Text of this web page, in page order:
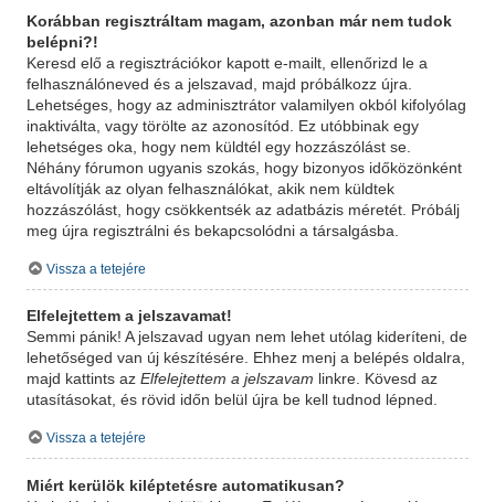
Korábban regisztráltam magam, azonban már nem tudok
belépni?!
Keresd elő a regisztrációkor kapott e-mailt, ellenőrizd le a
felhasználóneved és a jelszavad, majd próbálkozz újra.
Lehetséges, hogy az adminisztrátor valamilyen okból kifolyólag
inaktiválta, vagy törölte az azonosítód. Ez utóbbinak egy
lehetséges oka, hogy nem küldtél egy hozzászólást se.
Néhány fórumon ugyanis szokás, hogy bizonyos időközönként
eltávolítják az olyan felhasználókat, akik nem küldtek
hozzászólást, hogy csökkentsék az adatbázis méretét. Próbálj
meg újra regisztrálni és bekapcsolódni a társalgásba.
Vissza a tetejére
Elfelejtettem a jelszavamat!
Semmi pánik! A jelszavad ugyan nem lehet utólag kideríteni, de
lehetőséged van új készítésére. Ehhez menj a belépés oldalra,
majd kattints azElfelejtettem a jelszavam linkre. Kövesd az
utasításokat, és rövid időn belül újra be kell tudnod lépned.
Vissza a tetejére
Miért kerülök kiléptetésre automatikusan?